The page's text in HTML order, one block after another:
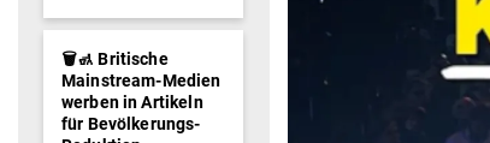
🗑️🚮 Britische
Mainstream-Medien
werben in Artikeln
für Bevölkerungs-